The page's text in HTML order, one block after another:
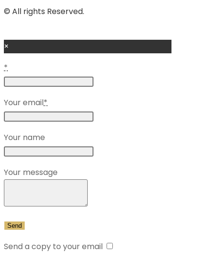
© All rights Reserved.
×
*
Your email*
Your name
Your message
Send a copy to your email